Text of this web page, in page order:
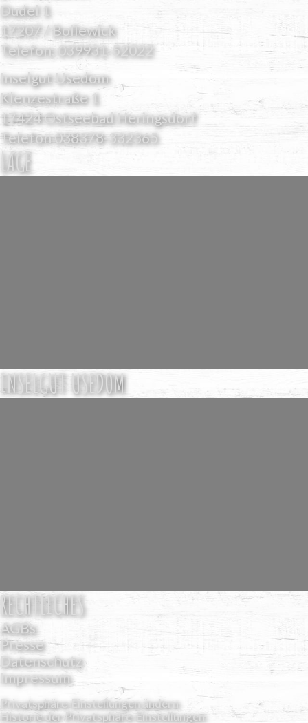
Dudel 1
17207 / Bollewick
Telefon: 039931-52022
Inselgut Usedom
Klenzestraße 1
17424 Ostseebad Heringsdorf
Telefon038378-332365
LAGE
INSELGUT USEDOM
RECHTLICHES
AGBs
Presse
Datenschutz
Impressum
Privatsphäre-Einstellungen ändern
Historie der Privatsphäre-Einstellungen